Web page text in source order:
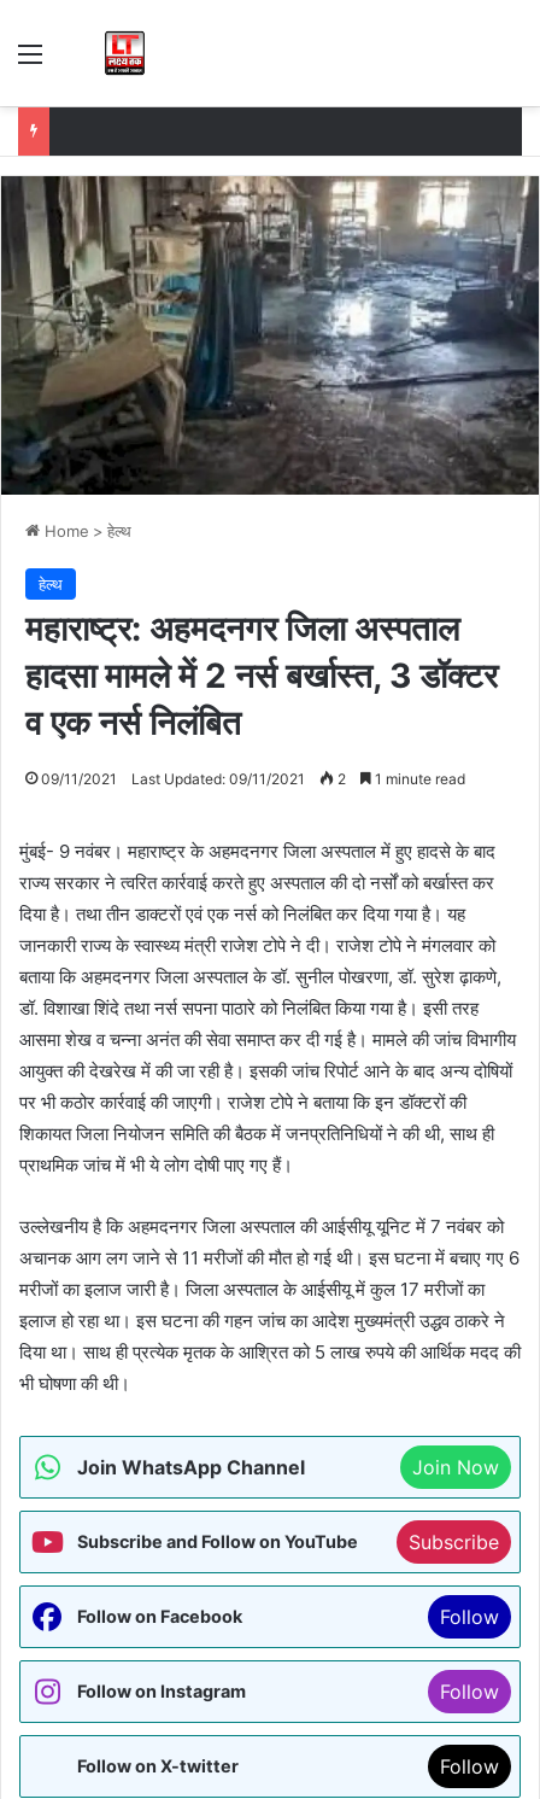
Menu
Home > हेल्थ
हेल्थ
महाराष्ट्र: अहमदनगर जिला अस्पताल
हादसा मामले में 2 नर्स बर्खास्त, 3 डॉक्टर
व एक नर्स निलंबित
09/11/2021 Last Updated: 09/11/2021 2 1 minute read
मुंबई- 9 नवंबर। महाराष्ट्र के अहमदनगर जिला अस्पताल में हुए हादसे के बाद
राज्य सरकार ने त्वरित कार्रवाई करते हुए अस्पताल की दो नर्सों को बर्खास्त कर
दिया है। तथा तीन डाक्टरों एवं एक नर्स को निलंबित कर दिया गया है। यह
जानकारी राज्य के स्वास्थ्य मंत्री राजेश टोपे ने दी। राजेश टोपे ने मंगलवार को
बताया कि अहमदनगर जिला अस्पताल के डॉ. सुनील पोखरणा, डॉ. सुरेश ढ़ाकणे,
डॉ. विशाखा शिंदे तथा नर्स सपना पाठारे को निलंबित किया गया है। इसी तरह
आसमा शेख व चन्ना अनंत की सेवा समाप्त कर दी गई है। मामले की जांच विभागीय
आयुक्त की देखरेख में की जा रही है। इसकी जांच रिपोर्ट आने के बाद अन्य दोषियों
पर भी कठोर कार्रवाई की जाएगी। राजेश टोपे ने बताया कि इन डॉक्टरों की
शिकायत जिला नियोजन समिति की बैठक में जनप्रतिनिधियों ने की थी, साथ ही
प्राथमिक जांच में भी ये लोग दोषी पाए गए हैं।
उल्लेखनीय है कि अहमदनगर जिला अस्पताल की आईसीयू यूनिट में 7 नवंबर को
अचानक आग लग जाने से 11 मरीजों की मौत हो गई थी। इस घटना में बचाए गए 6
मरीजों का इलाज जारी है। जिला अस्पताल के आईसीयू में कुल 17 मरीजों का
इलाज हो रहा था। इस घटना की गहन जांच का आदेश मुख्यमंत्री उद्धव ठाकरे ने
दिया था। साथ ही प्रत्येक मृतक के आश्रित को 5 लाख रुपये की आर्थिक मदद की
भी घोषणा की थी।
Join WhatsApp Channel Join Now
Subscribe and Follow on YouTube Subscribe
Follow on Facebook Follow
Follow on Instagram Follow
Follow on X-twitter Follow